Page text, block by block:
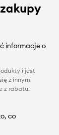
informacje o
i jest
z innymi
z rabatu.
co